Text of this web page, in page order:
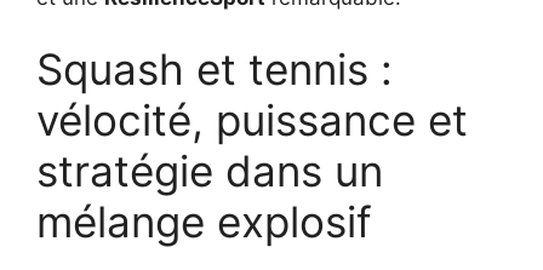
Squash et tennis :
vélocité, puissance et
stratégie dans un
mélange explosif